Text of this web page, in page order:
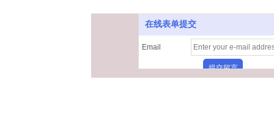
在线表单提交
Email